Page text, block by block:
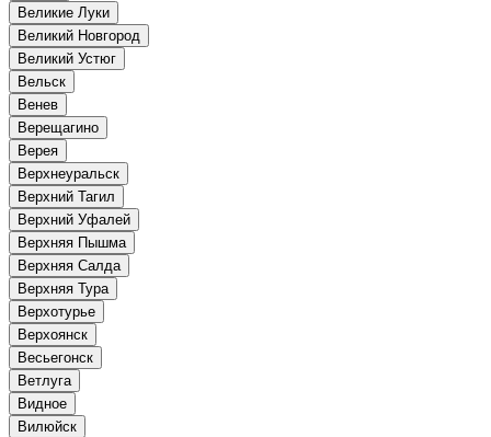
Великие Луки
Великий Новгород
Великий Устюг
Вельск
Венев
Верещагино
Верея
Верхнеуральск
Верхний Тагил
Верхний Уфалей
Верхняя Пышма
Верхняя Салда
Верхняя Тура
Верхотурье
Верхоянск
Весьегонск
Ветлуга
Видное
Вилюйск